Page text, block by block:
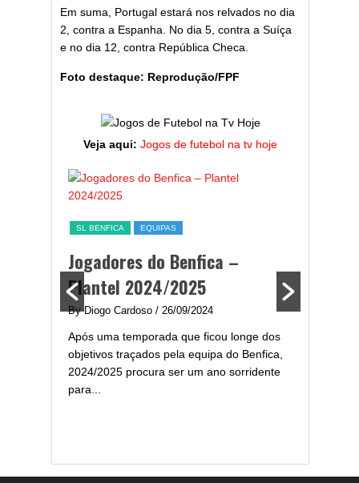
Em suma, Portugal estará nos relvados no dia
2, contra a Espanha. No dia 5, contra a Suíça
e no dia 12, contra República Checa.
Foto destaque: Reprodução/FPF
Veja aqui: Jogos de futebol na tv hoje
SL BENFICA EQUIPAS
Jogadores do Benfica –
Plantel 2024/2025
By Diogo Cardoso / 26/09/2024
Após uma temporada que ficou longe dos
objetivos traçados pela equipa do Benfica,
2024/2025 procura ser um ano sorridente
para...